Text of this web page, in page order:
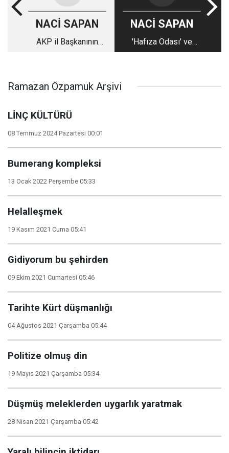
NACİ SAPAN
AKP il Başkanının
NACİ SAPAN
'Hafıza Odası' ve
Vandallık!
Ramazan Özpamuk Arşivi
LİNÇ KÜLTÜRÜ
08 Temmuz 2024 Pazartesi 00:01
Bumerang kompleksi
13 Ocak 2022 Perşembe 05:33
Helalleşmek
19 Kasım 2021 Cuma 05:41
Gidiyorum bu şehirden
09 Ekim 2021 Cumartesi 05:46
Tarihte Kürt düşmanlığı
04 Ağustos 2021 Çarşamba 05:44
Politize olmuş din
19 Mayıs 2021 Çarşamba 05:34
Düşmüş meleklerden uygarlık yaratmak
28 Nisan 2021 Çarşamba 05:42